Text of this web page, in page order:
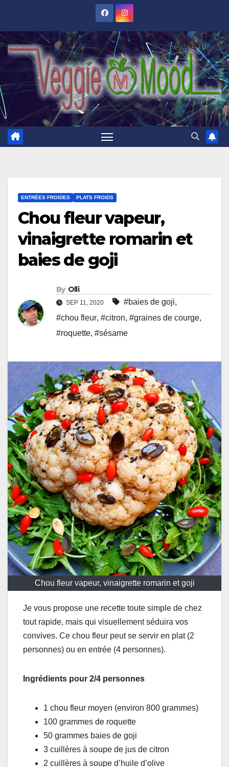
content
ENTRÉES FROIDES PLATS FROIDS
Chou fleur vapeur,
vinaigrette romarin et
baies de goji
By Olli
SEP 11, 2020 #baies de goji,
#chou fleur, #citron, #graines de courge,
#roquette, #sésame
Chou fleur vapeur, vinaigrette romarin et goji
Je vous propose une recette toute simple de chez
tout rapide, mais qui visuellement séduira vos
convives. Ce chou fleur peut se servir en plat (2
personnes) ou en entrée (4 personnes).
Ingrédients pour 2/4 personnes
1 chou fleur moyen (environ 800 grammes)
100 grammes de roquette
50 grammes baies de goji
3 cuillères à soupe de jus de citron
2 cuillères à soupe d’huile d’olive